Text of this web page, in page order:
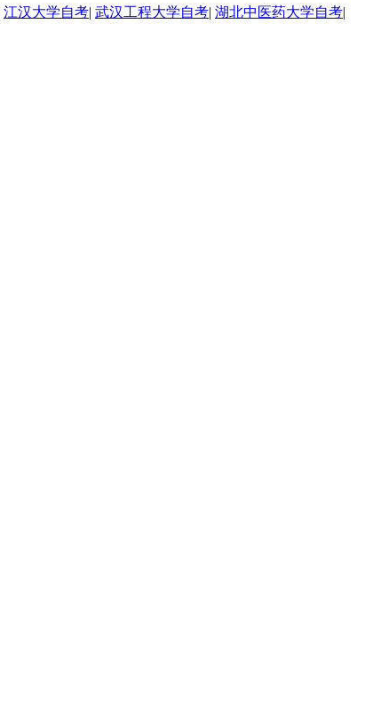
江汉大学自考| 武汉工程大学自考| 湖北中医药大学自考|